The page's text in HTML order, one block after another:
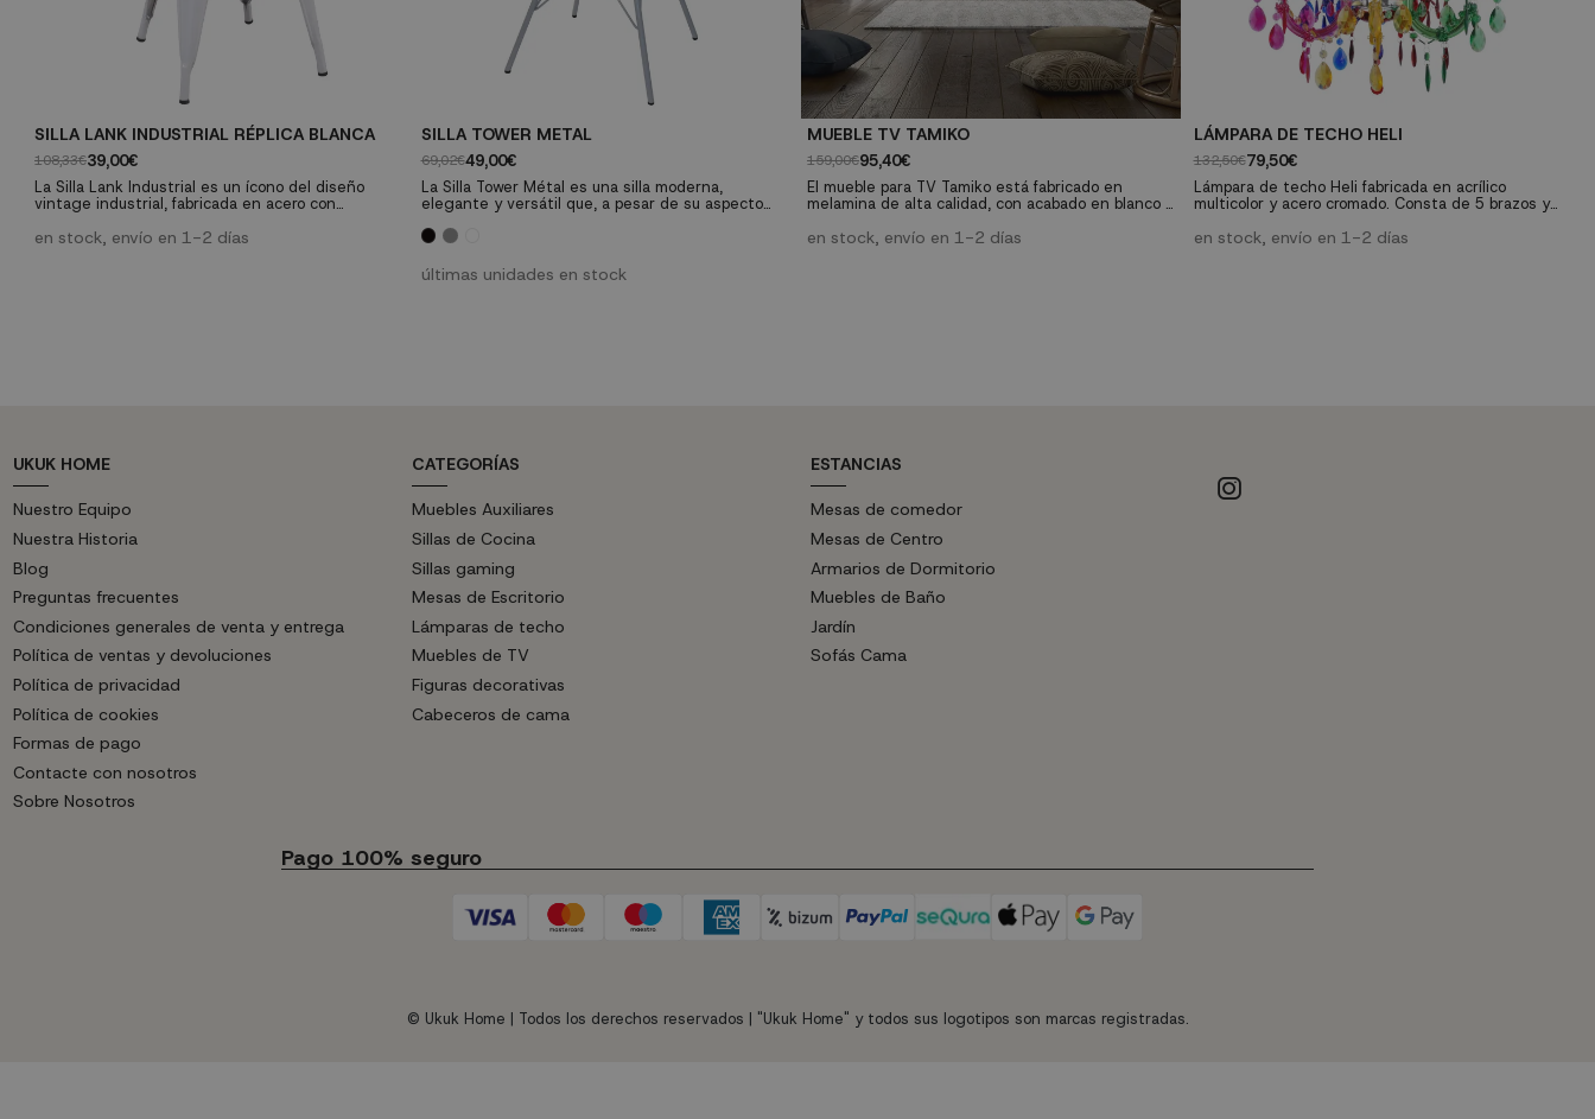
SILLA LANK INDUSTRIAL RÉPLICA BLANCA
108,33€39,00€
La Silla Lank Industrial es un ícono del diseño
vintage industrial, fabricada en acero con
Sus formas simples y elegantes se adaptan
en stock, envío en 1-2 días
SILLA TOWER METAL
69,02€49,00€
La Silla Tower Métal es una silla moderna,
elegante y versátil que, a pesar de su aspecto
modelos de sillas más reconocidos en el mundo
espíritu moderno y tradición apostando por la silla
Tower con patas metálicas y renueva el aspecto d
últimas unidades en stock
MUEBLE TV TAMIKO
159,00€95,40€
El mueble para TV Tamiko está fabricado en
melamina de alta calidad, con acabado en blanco y
almacenaje formado por dos bandejas y dos
en stock, envío en 1-2 días
LÁMPARA DE TECHO HELI
132,50€79,50€
Lámpara de techo Heli fabricada en acrílico
multicolor y acero cromado. Consta de 5 brazos y
máximo 40 W (no incluidas).
en stock, envío en 1-2 días
UKUK HOME
Nuestro Equipo
Nuestra Historia
Blog
Preguntas frecuentes
Condiciones generales de venta y entrega
Política de ventas y devoluciones
Política de privacidad
Política de cookies
Formas de pago
Contacte con nosotros
Sobre Nosotros
CATEGORÍAS
Muebles Auxiliares
Sillas de Cocina
Sillas gaming
Mesas de Escritorio
Lámparas de techo
Muebles de TV
Figuras decorativas
Cabeceros de cama
ESTANCIAS
Mesas de comedor
Mesas de Centro
Armarios de Dormitorio
Muebles de Baño
Jardín
Sofás Cama
Pago 100% seguro
© Ukuk Home | Todos los derechos reservados | "Ukuk Home" y todos sus logotipos son marcas registradas.